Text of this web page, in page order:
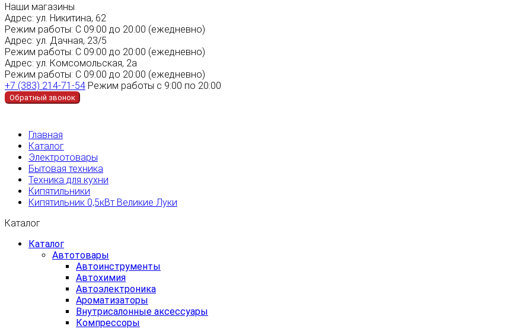
Наши магазины
Адрес: ул. Никитина, 62
Режим работы: С 09:00 до 20:00 (ежедневно)
Адрес: ул. Дачная, 23/5
Режим работы: С 09:00 до 20:00 (ежедневно)
Адрес: ул. Комсомольская, 2а
Режим работы: С 09:00 до 20:00 (ежедневно)
+7 (383) 214-71-54 Режим работы с 9:00 по 20:00
Обратный звонок
Главная
Каталог
Электротовары
Бытовая техника
Техника для кухни
Кипятильники
Кипятильник 0,5кВт Великие Луки
Каталог
Каталог
Автотовары
Автоинструменты
Автохимия
Автоэлектроника
Ароматизаторы
Внутрисалонные аксессуары
Компрессоры